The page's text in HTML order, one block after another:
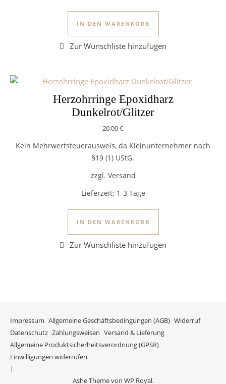
IN DEN WARENKORB
Herzohrringe Epoxidharz
Dunkelrot/Glitzer
20,00€
Kein Mehrwertsteuerausweis, da Kleinunternehmer nach
§19 (1) UStG.
zzgl. Versand
Lieferzeit: 1-3 Tage
IN DEN WARENKORB
Impressum Allgemeine Geschäftsbedingungen (AGB) Widerruf
Datenschutz Zahlungsweisen Versand & Lieferung
Allgemeine Produktsicherheitsverordnung (GPSR)
Einwilligungen widerrufen
Ashe Theme von WP Royal.